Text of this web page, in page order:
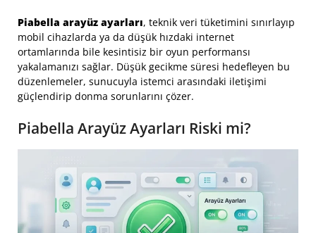
Piabella arayüz ayarları, teknik veri tüketimini sınırlayıp
mobil cihazlarda ya da düşük hızdaki internet
ortamlarında bile kesintisiz bir oyun performansı
yakalamanızı sağlar. Düşük gecikme süresi hedefleyen bu
düzenlemeler, sunucuyla istemci arasındaki iletişimi
güçlendirip donma sorunlarını çözer.
Piabella Arayüz Ayarları Riski mi?